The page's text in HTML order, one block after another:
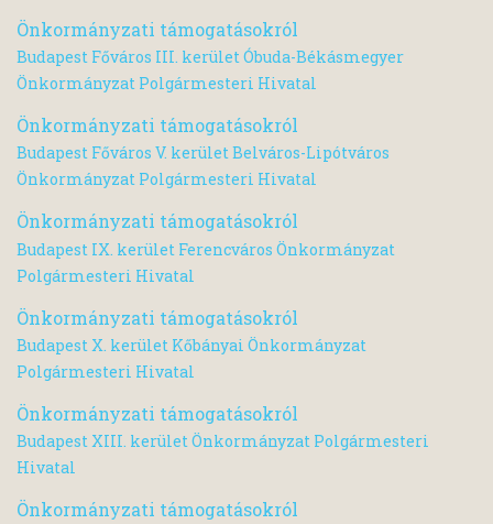
Önkormányzati támogatásokról
Budapest Főváros III. kerület Óbuda-Békásmegyer
Önkormányzat Polgármesteri Hivatal
Önkormányzati támogatásokról
Budapest Főváros V. kerület Belváros-Lipótváros
Önkormányzat Polgármesteri Hivatal
Önkormányzati támogatásokról
Budapest IX. kerület Ferencváros Önkormányzat
Polgármesteri Hivatal
Önkormányzati támogatásokról
Budapest X. kerület Kőbányai Önkormányzat
Polgármesteri Hivatal
Önkormányzati támogatásokról
Budapest XIII. kerület Önkormányzat Polgármesteri
Hivatal
Önkormányzati támogatásokról